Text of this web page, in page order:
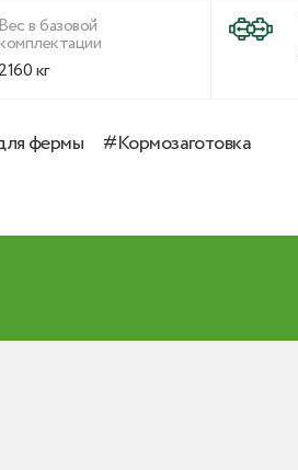
Вес в базовой
2160 кг
фермы #Кормозаготовка